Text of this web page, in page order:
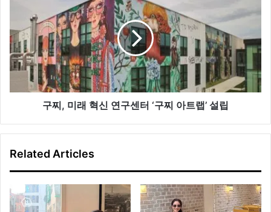
나
?
미
래
혁
신
구
찌
랩
구찌, 미래 혁신 연구센터 ‘구찌 아트랩’ 설립
Related Articles